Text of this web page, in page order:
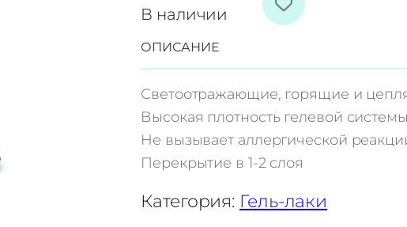
В наличии
о
и
е
с
т
в
о
ОПИСАНИЕ
Светоотражающие, горящие и
Высокая плотность гелевой системы
Не вызывает аллергической
Перекрытие в 1-2 слоя
Категория: Гель-лаки